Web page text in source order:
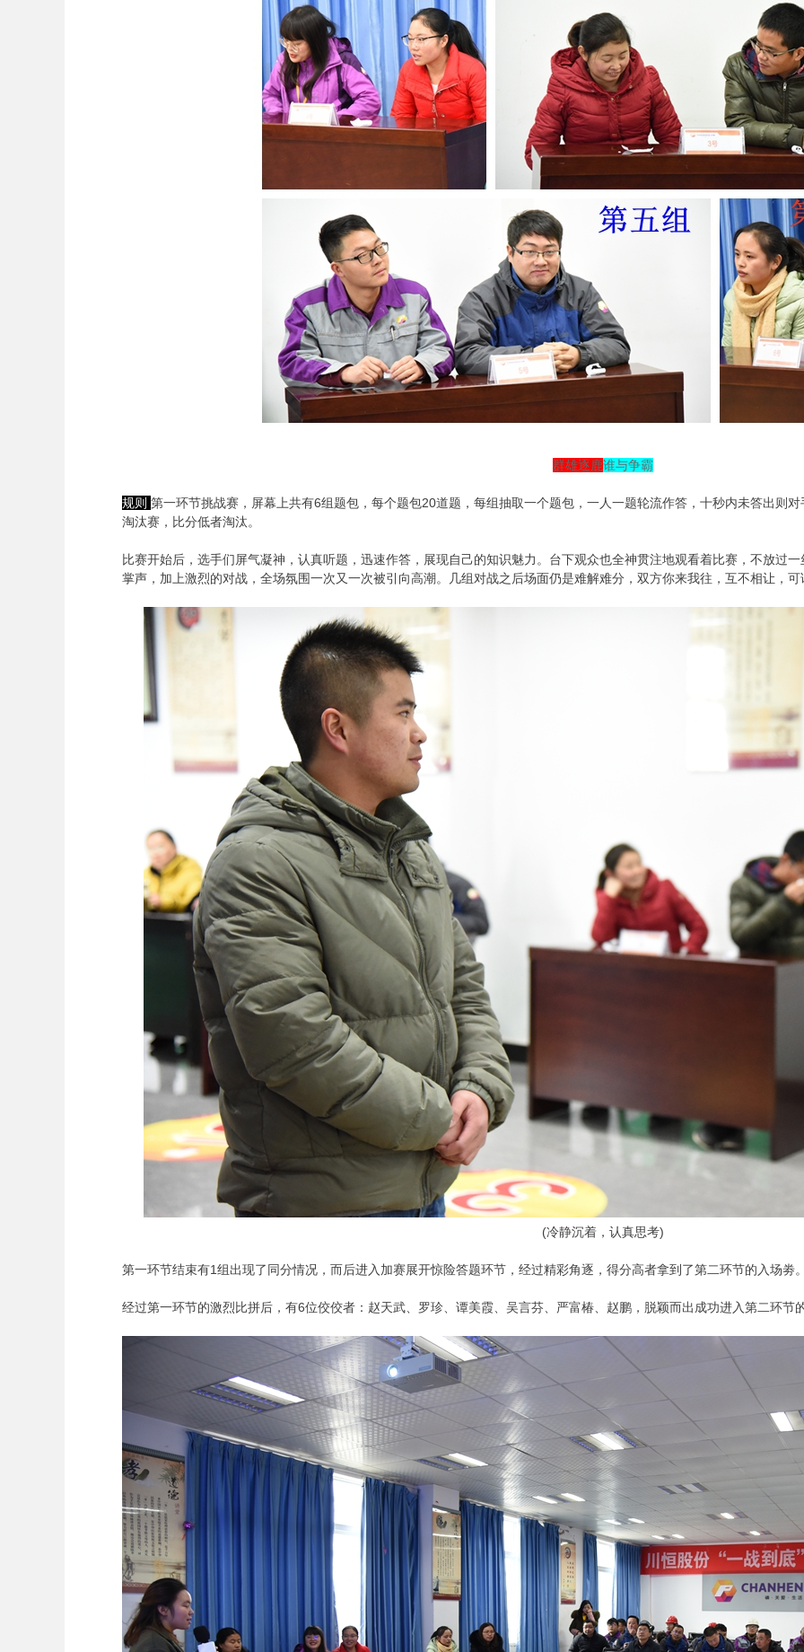
群雄逐鹿谁与争霸
规则 第一环节挑战赛，屏幕上共有6组题包，每个题包20道题，每组抽取一个题包，一人一题轮流作答，十秒内未答出则
淘汰赛，比分低者淘汰。
比赛开始后，选手们屏气凝神，认真听题，迅速作答，展现自己的知识魅力。台下观众也全神贯注地观看着比赛，不放过
掌声，加上激烈的对战，全场氛围一次又一次被引向高潮。几组对战之后场面仍是难解难分，双方你来我往，互不相让，
(冷静沉着，认真思考)
第一环节结束有1组出现了同分情况，而后进入加赛展开惊险答题环节，经过精彩角逐，得分高者拿到了第二环节的入场劵
经过第一环节的激烈比拼后，有6位佼佼者：赵天武、罗珍、谭美霞、吴言芬、严富椿、赵鹏，脱颖而出成功进入第二环节